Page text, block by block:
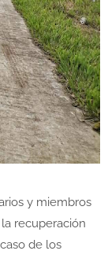
y miembros
recuperación
de los